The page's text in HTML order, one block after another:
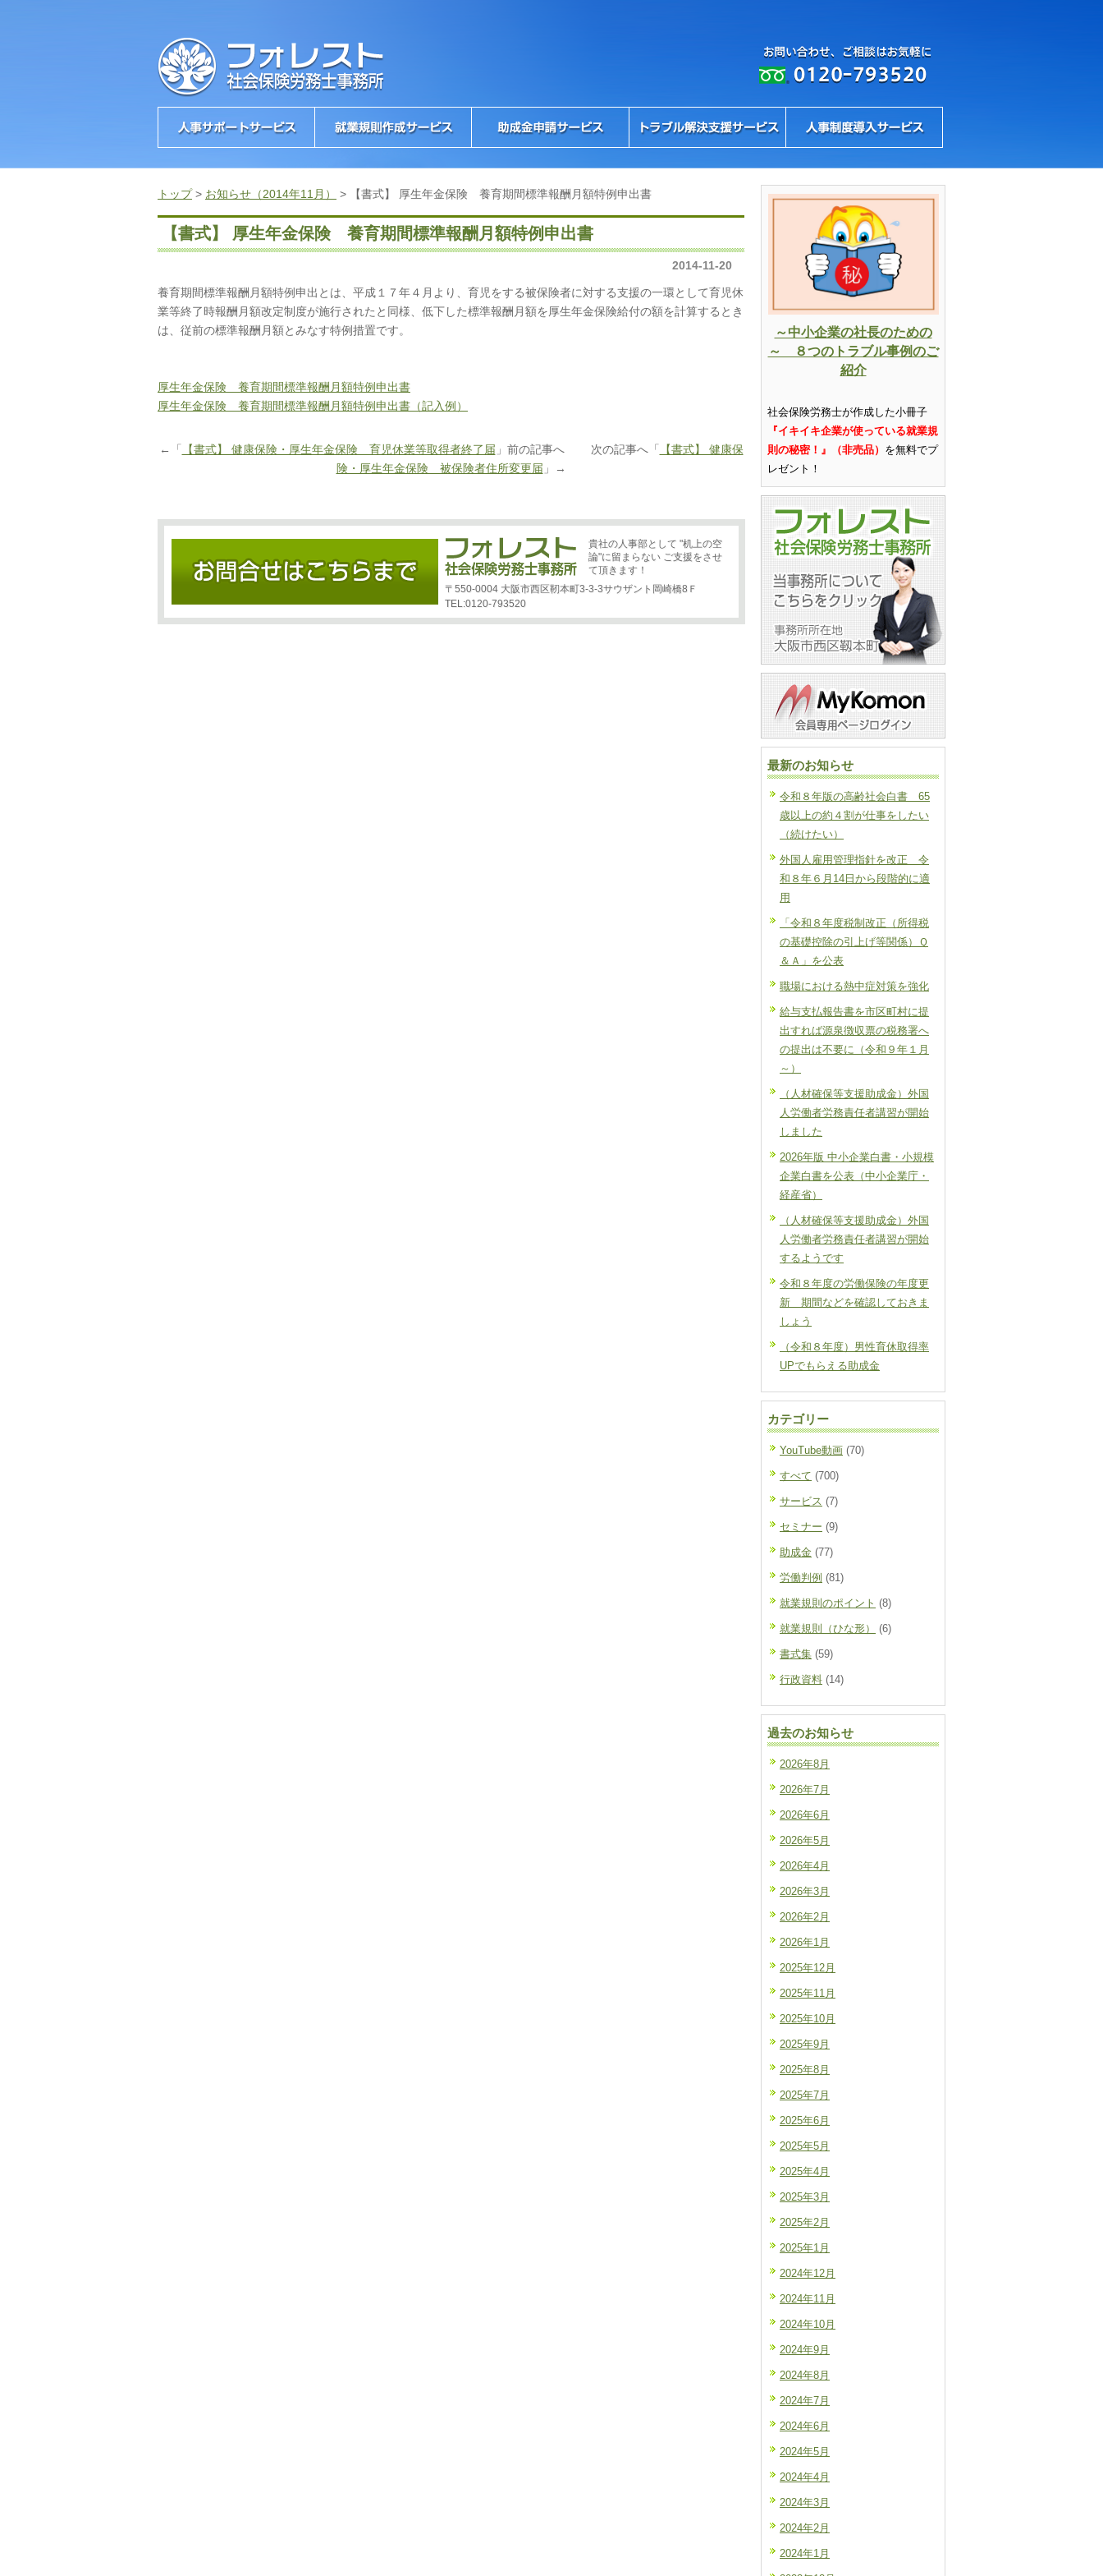
トップ> お知らせ（2014年11月） > 【書式】 厚生年金保険 養育期間標準報酬月額特例申出書
【書式】 厚生年金保険 養育期間標準報酬月額特例申出書
2014-11-20
養育期間標準報酬月額特例申出とは、平成１７年４月より、育児をする被保険者に対する支援の一環として育児休
業等終了時報酬月額改定制度が施行されたと同様、低下した標準報酬月額を厚生年金保険給付の額を計算するとき
は、従前の標準報酬月額とみなす特例措置です。
厚生年金保険 養育期間標準報酬月額特例申出書
厚生年金保険 養育期間標準報酬月額特例申出書（記入例）
←「 【書式】 健康保険・厚生年金保険 育児休業等取得者終了届 」前の記事へ 次の記事へ「
【書式】 健康保
険・厚生年金保険 被保険者住所変更届 」→
貴社の人事部として "机上の空
論"に留まらない ご支援をさせ
て頂きます！
〒550-0004 大阪市西区靭本町3-3-3サウザント岡崎橋8Ｆ
TEL:0120-793520
～中小企業の社長のための
～ ８つのトラブル事例のご
紹介
社会保険労務士が作成した小冊子
『イキイキ企業が使っている就業規
則の秘密！』（非売品） を無料でプ
レゼント ！
最新のお知らせ
令和８年版の高齢社会白書 65
歳以上の約４割が仕事をしたい
（続けたい）
外国人雇用管理指針を改正 令
和８年６月14日から段階的に適
用
「令和８年度税制改正（所得税
の基礎控除の引上げ等関係）Ｑ
＆Ａ」を公表
職場における熱中症対策を強化
給与支払報告書を市区町村に提
出すれば源泉徴収票の税務署へ
の提出は不要に（令和９年１月
～）
（人材確保等支援助成金）外国
人労働者労務責任者講習が開始
しました
2026年版 中小企業白書・小規模
企業白書を公表（中小企業庁・
経産省）
（人材確保等支援助成金）外国
人労働者労務責任者講習が開始
するようです
令和８年度の労働保険の年度更
新 期間などを確認しておきま
しょう
（令和８年度）男性育休取得率
UPでもらえる助成金
カテゴリー
YouTube動画 (70)
すべて (700)
サービス (7)
セミナー (9)
助成金 (77)
労働判例 (81)
就業規則のポイント (8)
就業規則（ひな形） (6)
書式集 (59)
行政資料 (14)
過去のお知らせ
2026年8月
2026年7月
2026年6月
2026年5月
2026年4月
2026年3月
2026年2月
2026年1月
2025年12月
2025年11月
2025年10月
2025年9月
2025年8月
2025年7月
2025年6月
2025年5月
2025年4月
2025年3月
2025年2月
2025年1月
2024年12月
2024年11月
2024年10月
2024年9月
2024年8月
2024年7月
2024年6月
2024年5月
2024年4月
2024年3月
2024年2月
2024年1月